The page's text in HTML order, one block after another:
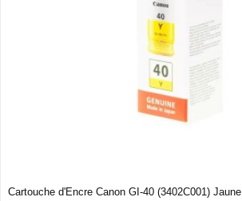
Cartouche d'Encre Canon GI-40 (3402C001) Jaune